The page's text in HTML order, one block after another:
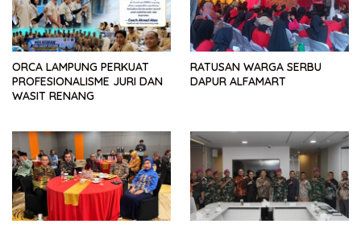
ORCA LAMPUNG PERKUAT
PROFESIONALISME JURI DAN
WASIT RENANG
RATUSAN WARGA SERBU
DAPUR ALFAMART